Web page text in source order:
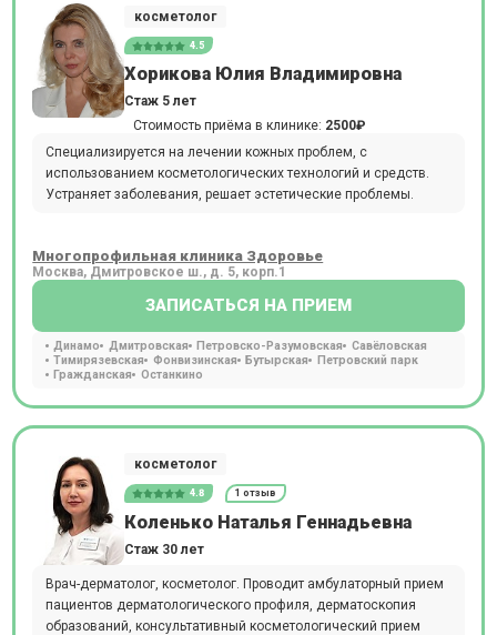
косметолог
4.5
Хорикова Юлия Владимировна
Стаж 5 лет
Стоимость приёма в клинике: 2500₽
Специализируется на лечении кожных проблем, с
использованием косметологических технологий и средств.
Устраняет заболевания, решает эстетические проблемы.
Многопрофильная клиника Здоровье
Москва, Дмитровское ш., д. 5, корп.1
ЗАПИСАТЬСЯ НА ПРИЕМ
Динамо Дмитровская Петровско-Разумовская
Савёловская
Тимирязевская
Фонвизинская Бутырская
Петровский парк
Гражданская
Останкино
косметолог
4.8 1 отзыв
Коленько Наталья Геннадьевна
Стаж 30 лет
Врач-дерматолог, косметолог. Проводит амбулаторный прием
пациентов дерматологического профиля, дерматоскопия
образований, консультативный косметологический прием